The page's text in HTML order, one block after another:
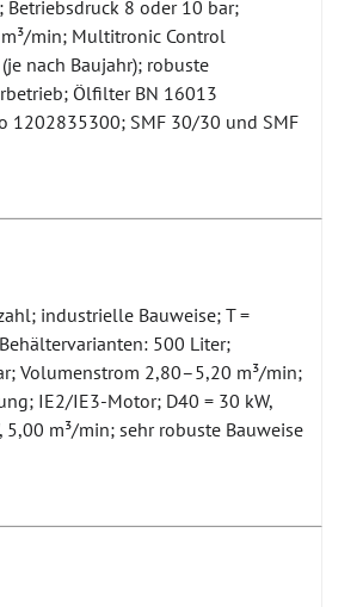
8 oder 10 bar;
min; Multitronic Control
nach Baujahr); robuste
Ölfilter BN 16013
1202835300; SMF 30/30 und SMF
industrielle Bauweise; T =
500 Liter;
Volumenstrom 2,80–5,20 m³/min;
IE2/IE3-Motor; D40 = 30 kW,
5,00 m³/min; sehr robuste Bauweise